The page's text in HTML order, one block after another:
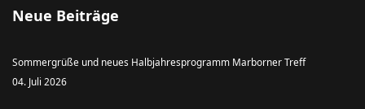
Neue Beiträge
Sommergrüße und neues Halbjahresprogramm Marborner Treff
04. Juli 2026